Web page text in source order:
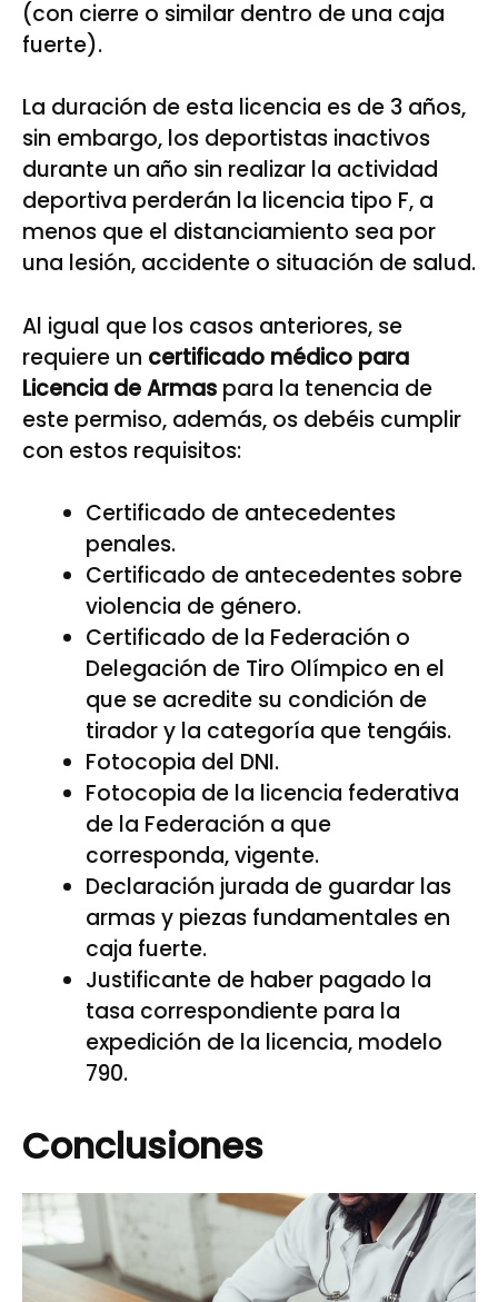
(con cierre o similar dentro de una caja
fuerte).
La duración de esta licencia es de 3 años,
sin embargo, los deportistas inactivos
durante un año sin realizar la actividad
deportiva perderán la licencia tipo F, a
menos que el distanciamiento sea por
una lesión, accidente o situación de salud.
Al igual que los casos anteriores, se
requiere un certificado médico para
Licencia de Armas para la tenencia de
este permiso, además, os debéis cumplir
con estos requisitos:
Certificado de antecedentes
penales.
Certificado de antecedentes sobre
violencia de género.
Certificado de la Federación o
Delegación de Tiro Olímpico en el
que se acredite su condición de
tirador y la categoría que tengáis.
Fotocopia del DNI.
Fotocopia de la licencia federativa
de la Federación a que
corresponda, vigente.
Declaración jurada de guardar las
armas y piezas fundamentales en
caja fuerte.
Justificante de haber pagado la
tasa correspondiente para la
expedición de la licencia, modelo
790.
Conclusiones